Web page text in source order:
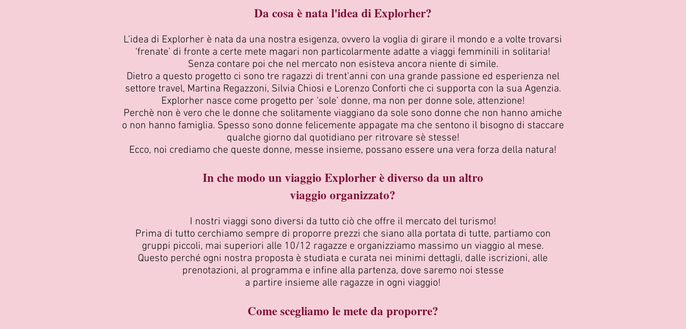
Da cosa è nata l'idea di Explorher?
L’idea di Explorher è nata da una nostra esigenza, ovvero la voglia di girare il mondo e a volte trovarsi
‘frenate’ di fronte a certe mete magari non particolarmente adatte a viaggi femminili in solitaria!
Senza contare poi che nel mercato non esisteva ancora niente di simile.
Dietro a questo progetto ci sono tre ragazzi di trent’anni con una grande passione ed esperienza nel
settore travel, Martina Regazzoni, Silvia Chiosi e Lorenzo Conforti che ci supporta con la sua Agenzia.
Explorher nasce come progetto per ‘sole’ donne, ma non per donne sole, attenzione!
Perchè non è vero che le donne che solitamente viaggiano da sole sono donne che non hanno amiche
o non hanno famiglia. Spesso sono donne felicemente appagate ma che sentono il bisogno di staccare
qualche giorno dal quotidiano per ritrovare sè stesse!
Ecco, noi crediamo che queste donne, messe insieme, possano essere una vera forza della natura!
In che modo un viaggio Explorher è diverso da un altro
viaggio organizzato?
I nostri viaggi sono diversi da tutto ciò che offre il mercato del turismo!
Prima di tutto cerchiamo sempre di proporre prezzi che siano alla portata di tutte, partiamo con
gruppi piccoli, mai superiori alle 10/12 ragazze e organizziamo massimo un viaggio al mese.
Questo perché ogni nostra proposta è studiata e curata nei minimi dettagli, dalle iscrizioni, alle
prenotazioni, al programma e infine alla partenza, dove saremo noi stesse
a partire insieme alle ragazze in ogni viaggio!
Come scegliamo le mete da proporre?